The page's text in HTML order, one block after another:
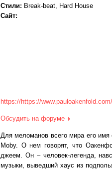
Стили: Break-beat, Hard House
Сайт:
https://https://www.pauloakenfold.com/
Обсудить на форуме
Для меломанов всего мира его
Moby. О нем говорят, что
джеем. Он – человек-легенда,
музыки, выведший хаус из